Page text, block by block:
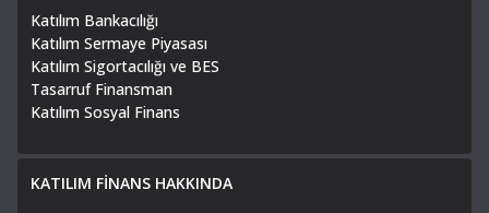
Katılım Bankacılığı
Katılım Sermaye Piyasası
Katılım Sigortacılığı ve BES
Tasarruf Finansman
Katılım Sosyal Finans
KATILIM FİNANS HAKKINDA